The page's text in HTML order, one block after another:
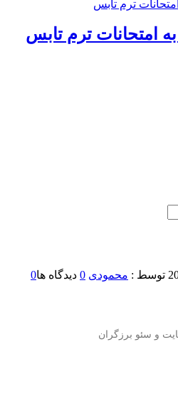
امتحانات ترم تابس
توسط : محمودی 0 دیدگاه ها0